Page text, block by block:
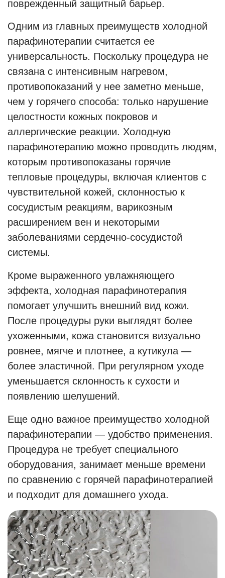
поврежденный защитный барьер.
Одним из главных преимуществ холодной
парафинотерапии считается ее
универсальность. Поскольку процедура не
связана с интенсивным нагревом,
противопоказаний у нее заметно меньше,
чем у горячего способа: только нарушение
целостности кожных покровов и
аллергические реакции. Холодную
парафинотерапию можно проводить людям,
которым противопоказаны горячие
тепловые процедуры, включая клиентов с
чувствительной кожей, склонностью к
сосудистым реакциям, варикозным
расширением вен и некоторыми
заболеваниями сердечно-сосудистой
системы.
Кроме выраженного увлажняющего
эффекта, холодная парафинотерапия
помогает улучшить внешний вид кожи.
После процедуры руки выглядят более
ухоженными, кожа становится визуально
ровнее, мягче и плотнее, а кутикула —
более эластичной. При регулярном уходе
уменьшается склонность к сухости и
появлению шелушений.
Еще одно важное преимущество холодной
парафинотерапии — удобство применения.
Процедура не требует специального
оборудования, занимает меньше времени
по сравнению с горячей парафинотерапией
и подходит для домашнего ухода.